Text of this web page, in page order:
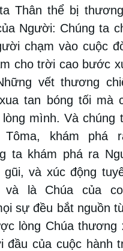
Thân thể bị
Người: Chúng ta
chạm vào cuộc
cho trời cao bước
vết thương
tan bóng tối mà
mình. Và chúng
Tôma, khám phá
ta khám phá ra
và xúc động
và là Chúa của
sự đều bắt nguồn
lòng Chúa thương
đầu của cuộc hành